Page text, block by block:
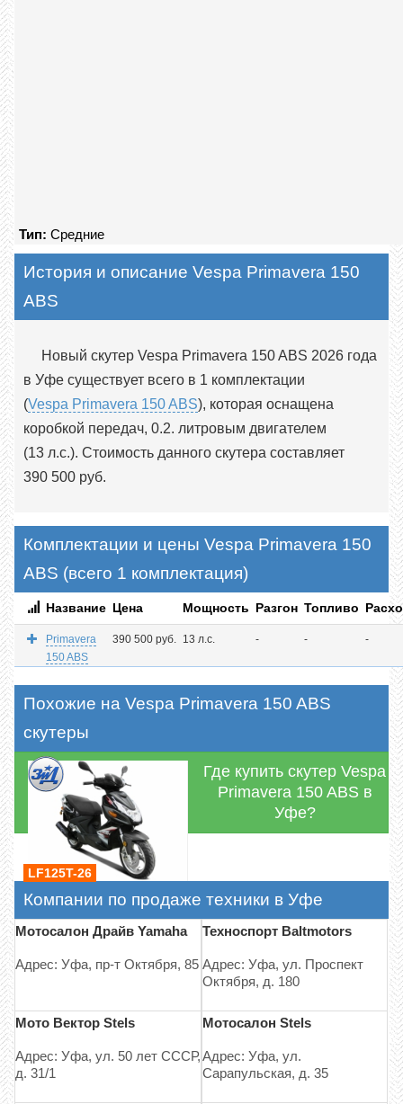
Тип: Средние
История и описание Vespa Primavera 150
ABS
Новый скутер Vespa Primavera 150 ABS 2026 года
в Уфе существует всего в 1 комплектации
(Vespa Primavera 150 ABS), которая оснащена
коробкой передач, 0.2. литровым двигателем
(13 л.с.). Стоимость данного скутера составляет
390 500 руб.
Комплектации и цены Vespa Primavera 150
ABS (всего 1 комплектация)
Название Цена Мощность Разгон Топливо
Primavera
150 ABS
390 500 руб. 13 л.с. - - -
Похожие на Vespa Primavera 150 ABS
скутеры
LF125T-26
Где купить скутер Vespa
Primavera 150 ABS в
Уфе?
Компании по продаже техники в Уфе
Мотосалон Драйв Yamaha
Адрес: Уфа, пр-т Октября, 85
Мото Вектор Stels
Адрес: Уфа, ул. 50 лет СССР,
д. 31/1
Техноспорт Baltmotors
Адрес: Уфа, ул. Проспект
Октября, д. 180
Мотосалон Stels
Адрес: Уфа, ул.
Сарапульская, д. 35